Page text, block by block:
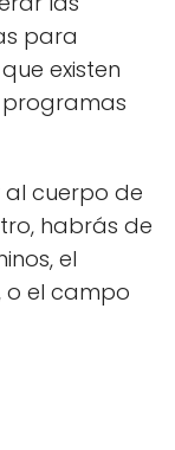
para
existen
programas
al cuerpo de
habrás de
el
o el campo